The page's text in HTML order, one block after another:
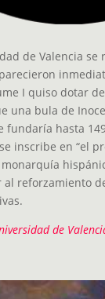
de Valencia
I quiso dotar
una bula de
fundaría hasta
inscribe en “el
al reforzamiento
de